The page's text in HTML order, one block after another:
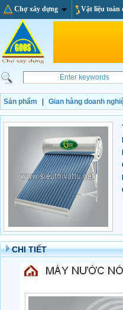
Chợ xây dựng Vật liệu toàn
Sản phẩm Gian hàng doanh
CHI TIẾT